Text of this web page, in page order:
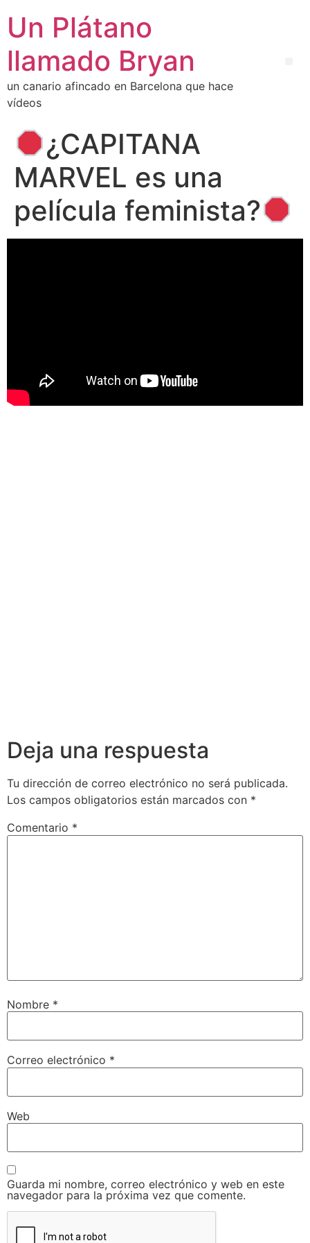
Un Plátano
llamado Bryan
un canario afincado en Barcelona que hace
vídeos
¿CAPITANA
MARVEL es una
película feminista?
Deja una respuesta
Tu dirección de correo electrónico no será publicada.
Los campos obligatorios están marcados con *
Comentario *
Nombre *
Correo electrónico *
Web
Guarda mi nombre, correo electrónico y web en este
navegador para la próxima vez que comente.